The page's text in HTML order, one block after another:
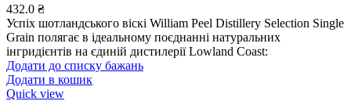
432.0 ₴
Успіх шотландського віскі William Peel Distillery Selection Single
Grain полягає в ідеальному поєднанні натуральних
інгридієнтів на єдиній дистилерії Lowland Coast:
Додати до списку бажань
Додати в кошик
Quick view